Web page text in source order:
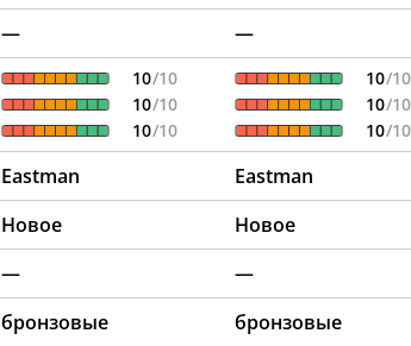
— —
10/10
10/10
10/10
10/10
10/10
10/10
Eastman Eastman
Новое Новое
— —
бронзовые бронзовые